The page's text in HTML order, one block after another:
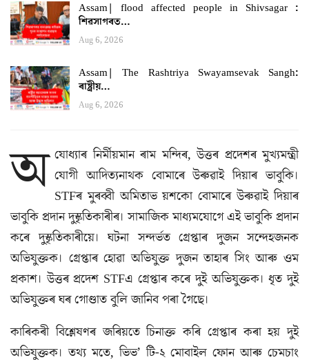
Assam| flood affected people in Shivsagar :
শিৱসাগৰত…
Aug 6, 2026
Assam| The Rashtriya Swayamsevak Sangh:
ৰাষ্ট্ৰীয়…
Aug 6, 2026
অ যোধ্যাৰ নিৰ্মীয়মান ৰাম মন্দিৰ, উত্তৰ প্ৰদেশৰ মুখ্যমন্ত্ৰী
যোগী আদিত্যনাথক বোমাৰে উৰুৱাই দিয়াৰ ভাবুকি।
STFৰ মুৰব্বী অমিতাভ য়শকো বোমাৰে উৰুৱাই দিয়াৰ
ভাবুকি প্ৰদান দুস্কৃতিকাৰীৰ। সামাজিক মাধ্যমযোগে এই ভাবুকি প্ৰদান
কৰে দুস্কৃতিকাৰীয়ে। ঘটনা সন্দৰ্ভত গ্ৰেপ্তাৰ দুজন সন্দেহজনক
অভিযুক্তক। গ্ৰেপ্তাৰ হোৱা অভিযুক্ত দুজন তাহাৰ সিং আৰু ওম
প্ৰকাশ। উত্তৰ প্ৰদেশ STFএ গ্ৰেপ্তাৰ কৰে দুই অভিযুক্তক। ধৃত দুই
অভিযুক্তৰ ঘৰ গোণ্ডাত বুলি জানিব পৰা গৈছে।
কাৰিকৰী বিশ্লেষণৰ জৰিয়তে চিনাক্ত কৰি গ্ৰেপ্তাৰ কৰা হয় দুই
অভিযুক্তক। তথ্য মতে, ভিভ’ টি-২ মোবাইল ফোন আৰু চেমচাং